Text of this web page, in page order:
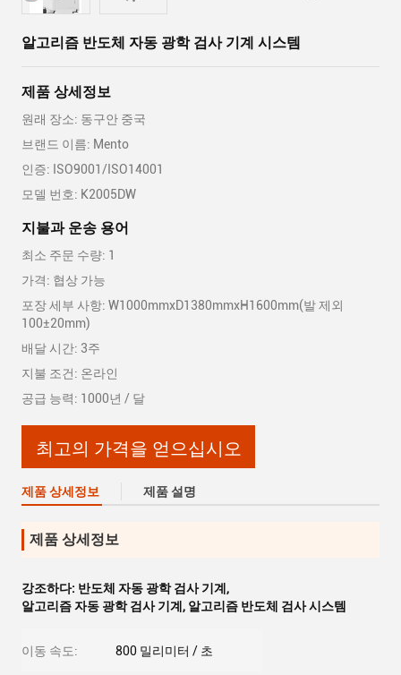
알고리즘 반도체 자동 광학 검사 기계 시스템
제품 상세정보
원래 장소: 동구안 중국
브랜드 이름: Mento
인증: ISO9001/ISO14001
모델 번호: K2005DW
지불과 운송 용어
최소 주문 수량: 1
가격: 협상 가능
포장 세부 사항: W1000mmxD1380mmxH1600mm(발 제외
100±20mm)
배달 시간: 3주
지불 조건: 온라인
공급 능력: 1000년 / 달
최고의 가격을 얻으십시오
제품 상세정보 제품 설명
제품 상세정보
강조하다: 반도체 자동 광학 검사 기계 ,
알고리즘 자동 광학 검사 기계 , 알고리즘 반도체 검사 시스템
이동 속도: 800 밀리미터 / 초